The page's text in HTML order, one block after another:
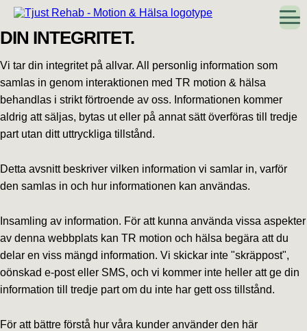
Hoppa
till
huvudnavigering
Hoppa
till
huvudinnehåll
Hoppa
till
det
primära
Hoppa
till
sidfot
DIN INTEGRITET.
Vi tar din integritet på allvar. All personlig information som
samlas in genom interaktionen med TR motion & hälsa
behandlas i strikt förtroende av oss. Informationen kommer
aldrig att säljas, bytas ut eller på annat sätt överföras till tredje
part utan ditt uttryckliga tillstånd.
Detta avsnitt beskriver vilken information vi samlar in, varför
den samlas in och hur informationen kan användas.
Insamling av information. För att kunna använda vissa aspekter
av denna webbplats kan TR motion och hälsa begära att du
delar en viss mängd information. Vi skickar inte "skräppost",
oönskad e-post eller SMS, och vi kommer inte heller att ge din
information till tredje part om du inte har gett oss tillstånd.
För att bättre förstå hur våra kunder använder den här